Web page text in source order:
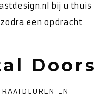
bij u thuis
een opdracht
Doors
EN